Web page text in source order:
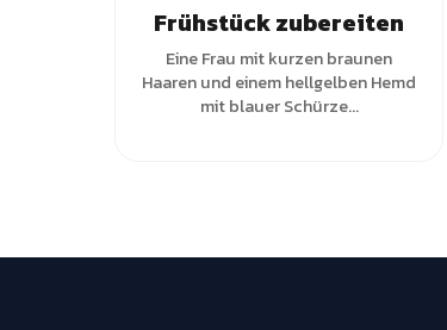
Frühstück zubereiten
Eine Frau mit kurzen braunen
Haaren und einem hellgelben Hemd
mit blauer Schürze...